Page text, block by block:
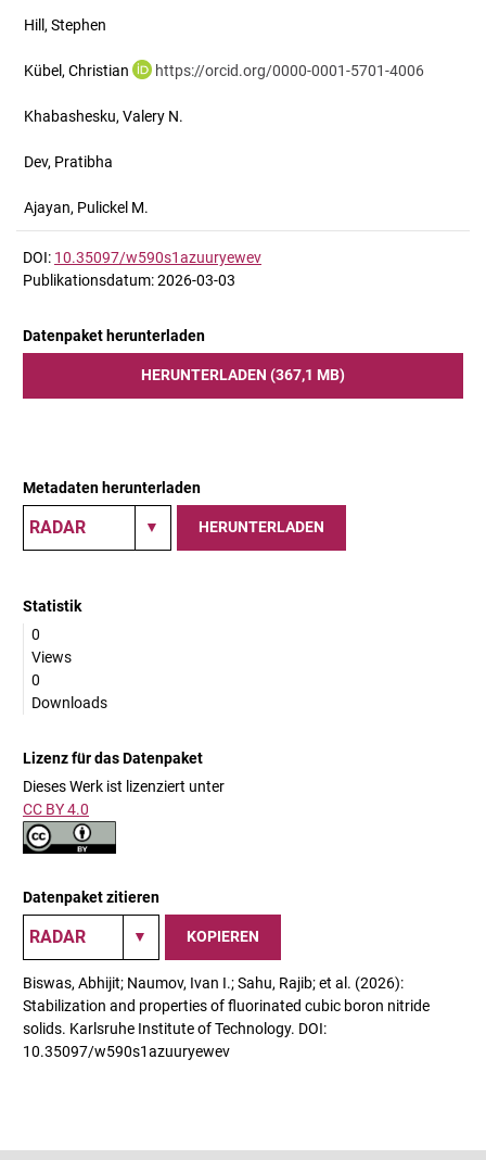
Hill, Stephen
Kübel, Christian https://orcid.org/0000-0001-5701-4006
Khabashesku, Valery N.
Dev, Pratibha
Ajayan, Pulickel M.
DOI: 10.35097/w590s1azuuryewev
Publikationsdatum: 2026-03-03
Datenpaket herunterladen
HERUNTERLADEN (367,1 MB)
Metadaten herunterladen
HERUNTERLADEN
Statistik
0
Views
0
Downloads
Lizenz für das Datenpaket
Dieses Werk ist lizenziert unter
CC BY 4.0
Datenpaket zitieren
KOPIEREN
Biswas, Abhijit; Naumov, Ivan I.; Sahu, Rajib; et al. (2026):
Stabilization and properties of fluorinated cubic boron nitride
solids. Karlsruhe Institute of Technology. DOI:
10.35097/w590s1azuuryewev